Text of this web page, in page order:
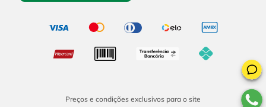
Preços e condições exclusivos para o site